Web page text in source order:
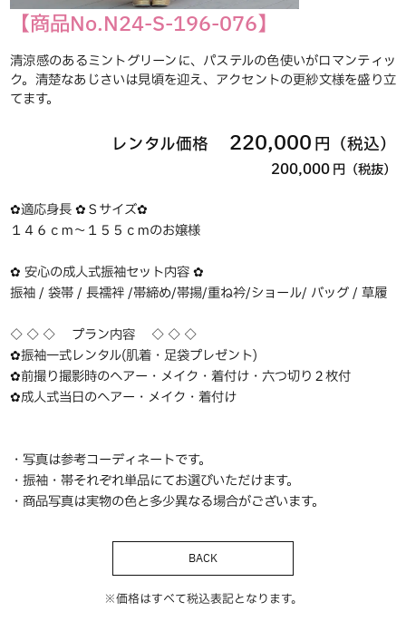
【商品No.N24-S-196-076】
清涼感のあるミントグリーンに、パステルの色使いがロマンティッ
ク。清楚なあじさいは見頃を迎え、アクセントの更紗文様を盛り立
てます。
レンタル価格 220,000円（税込）
200,000 円（税抜）
✿適応身長 ✿Ｓサイズ✿
１４６ｃｍ〜１５５ｃｍのお嬢様
✿ 安心の成人式振袖セット内容 ✿
振袖 / 袋帯 / 長襦袢 /帯締め/帯揚/重ね衿/ショール/ バッグ / 草履
◇ ◇ ◇ プラン内容 ◇ ◇ ◇
✿振袖一式レンタル(肌着・足袋プレゼント)
✿前撮り撮影時のヘアー・メイク・着付け・六つ切り２枚付
✿成人式当日のヘアー・メイク・着付け
・写真は参考コーディネートです。
・振袖・帯それぞれ単品にてお選びいただけます。
・商品写真は実物の色と多少異なる場合がございます。
BACK
※価格はすべて税込表記となります。